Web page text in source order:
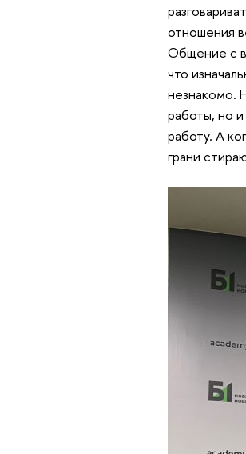
отношения
Общение с
что
незнакомо.
работы, но
работу. А
грани